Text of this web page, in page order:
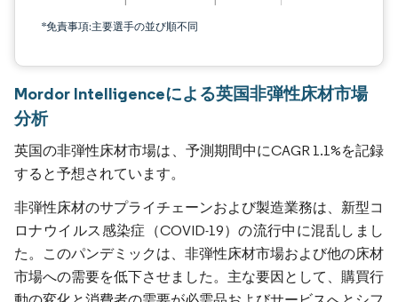
*免責事項:主要選手の並び順不同
Mordor Intelligenceによる英国非弾性床材市場
分析
英国の非弾性床材市場は、予測期間中にCAGR 1.1%を記録
すると予想されています。
非弾性床材のサプライチェーンおよび製造業務は、新型コ
ロナウイルス感染症（COVID-19）の流行中に混乱しまし
た。このパンデミックは、非弾性床材市場および他の床材
市場への需要を低下させました。主な要因として、購買行